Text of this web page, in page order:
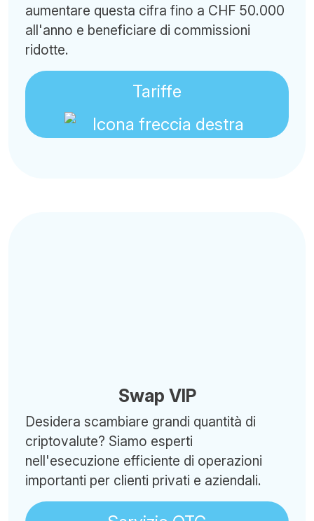
aumentare questa cifra fino a CHF 50.000
all'anno e beneficiare di commissioni
ridotte.
Tariffe
Swap VIP
Desidera scambiare grandi quantità di
criptovalute? Siamo esperti
nell'esecuzione efficiente di operazioni
importanti per clienti privati e aziendali.